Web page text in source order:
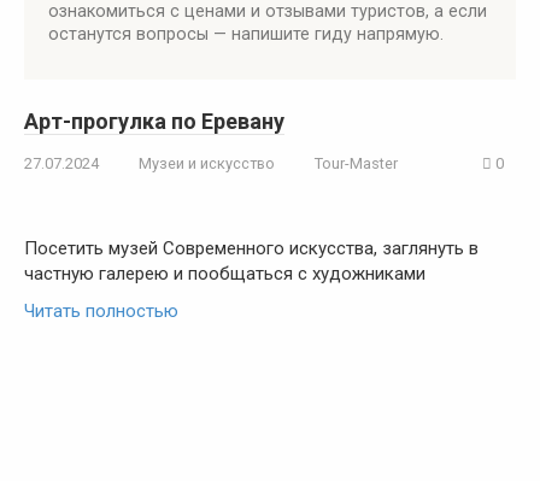
ознакомиться с ценами и отзывами туристов, а если
останутся вопросы — напишите гиду напрямую.
Арт-прогулка по Еревану
27.07.2024 Музеи и искусство Tour-Master 0
Посетить музей Современного искусства, заглянуть в
частную галерею и пообщаться с художниками
Читать полностью